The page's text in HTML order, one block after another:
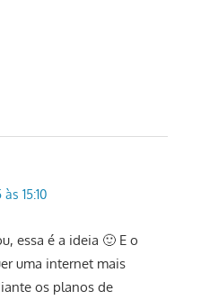
15:10
essa é a ideia 🙂 E o
uma internet mais
os planos de